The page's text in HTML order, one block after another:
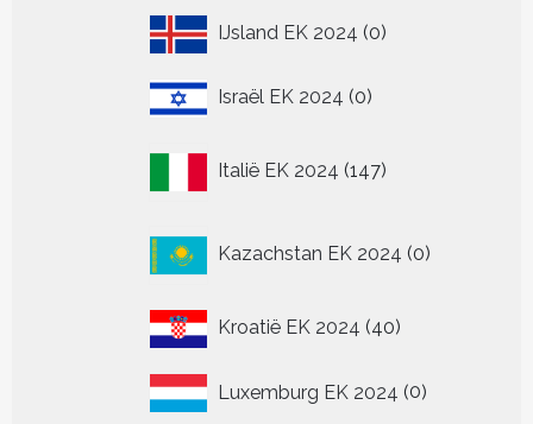
IJsland EK 2024 00
Israël EK 2024 00
Italië EK 2024 147
producten
Kazachstan EK 2024 0
producten
Kroatië EK 2024 4040
Luxemburg EK 2024 00